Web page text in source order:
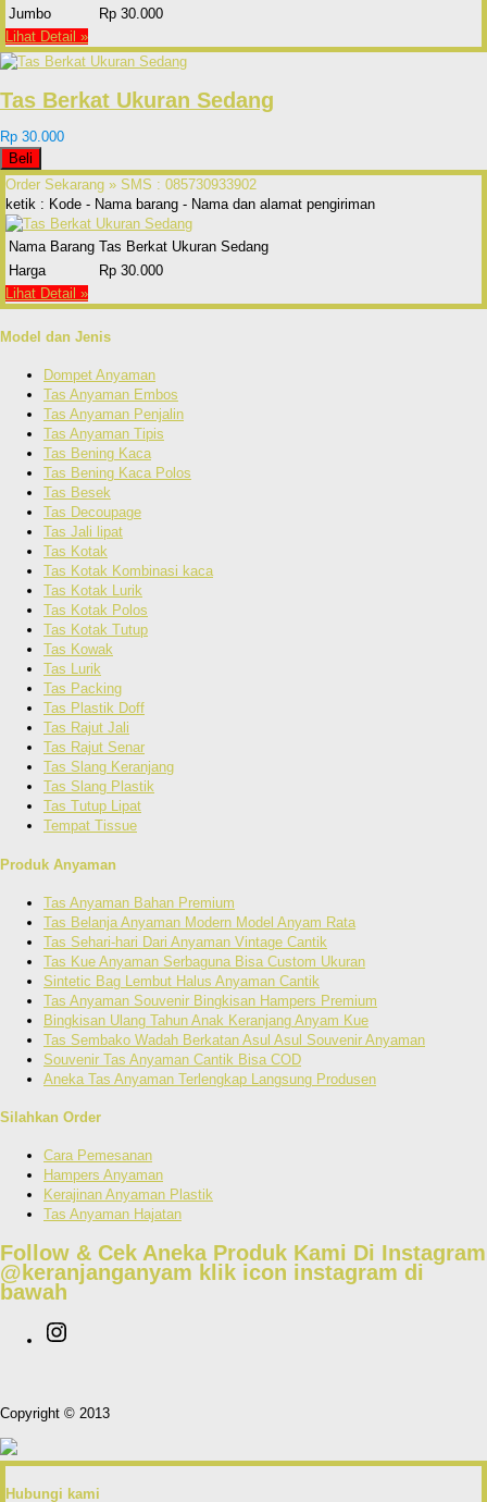
Jumbo
Rp 30.000
Lihat Detail »
Tas Berkat Ukuran Sedang
Rp 30.000
Beli
Order Sekarang » SMS : 085730933902
ketik : Kode - Nama barang - Nama dan alamat pengiriman
Nama Barang Tas Berkat Ukuran Sedang
Harga
Rp 30.000
Lihat Detail »
Model dan Jenis
Dompet Anyaman
Tas Anyaman Embos
Tas Anyaman Penjalin
Tas Anyaman Tipis
Tas Bening Kaca
Tas Bening Kaca Polos
Tas Besek
Tas Decoupage
Tas Jali lipat
Tas Kotak
Tas Kotak Kombinasi kaca
Tas Kotak Lurik
Tas Kotak Polos
Tas Kotak Tutup
Tas Kowak
Tas Lurik
Tas Packing
Tas Plastik Doff
Tas Rajut Jali
Tas Rajut Senar
Tas Slang Keranjang
Tas Slang Plastik
Tas Tutup Lipat
Tempat Tissue
Produk Anyaman
Tas Anyaman Bahan Premium
Tas Belanja Anyaman Modern Model Anyam Rata
Tas Sehari-hari Dari Anyaman Vintage Cantik
Tas Kue Anyaman Serbaguna Bisa Custom Ukuran
Sintetic Bag Lembut Halus Anyaman Cantik
Tas Anyaman Souvenir Bingkisan Hampers Premium
Bingkisan Ulang Tahun Anak Keranjang Anyam Kue
Tas Sembako Wadah Berkatan Asul Asul Souvenir Anyaman
Souvenir Tas Anyaman Cantik Bisa COD
Aneka Tas Anyaman Terlengkap Langsung Produsen
Silahkan Order
Cara Pemesanan
Hampers Anyaman
Kerajinan Anyaman Plastik
Tas Anyaman Hajatan
Follow & Cek Aneka Produk Kami Di Instagram
@keranjanganyam klik icon instagram di
bawah
Copyright © 2013
Hubungi kami